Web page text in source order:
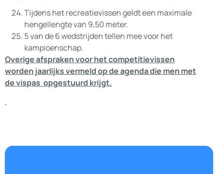
Tijdens het recreatievissen geldt een maximale
hengellengte van 9,50 meter.
5 van de 6 wedstrijden tellen mee voor het
kampioenschap.
Overige afspraken voor het competitievissen
worden jaarlijks vermeld op de agenda die men met
de vispas opgestuurd krijgt.